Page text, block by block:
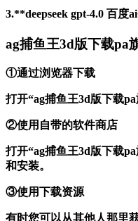
3.**deepseek gpt-4.0 百
ag捕鱼王3d版下载pa
①通过浏览器下载
打开“ag捕鱼王3d版下载
②使用自带的软件商店
打开“ag捕鱼王3d版下载
和安装。
③使用下载资源
有时您可以从其他人那里